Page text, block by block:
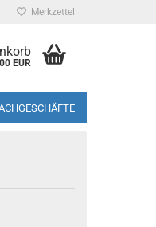
Merkzettel
EUR